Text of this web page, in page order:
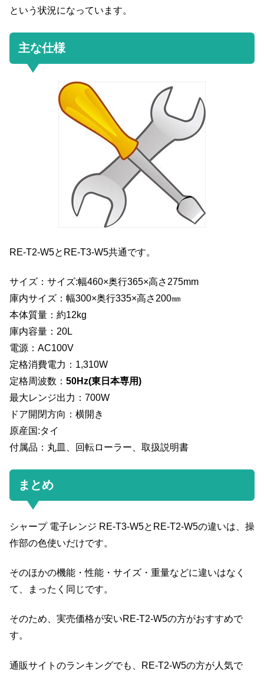
という状況になっています。
主な仕様
RE-T2-W5とRE-T3-W5共通です。
サイズ：サイズ:幅460×奥行365×高さ275mm
庫内サイズ：幅300×奥行335×高さ200㎜
本体質量：約12kg
庫内容量：20L
電源：AC100V
定格消費電力：1,310W
定格周波数： 50Hz(東日本専用)
最大レンジ出力：700W
ドア開閉方向：横開き
原産国:タイ
付属品：丸皿、回転ローラー、取扱説明書
まとめ
シャープ 電子レンジ RE-T3-W5とRE-T2-W5の違いは、操
作部の色使いだけです。
そのほかの機能・性能・サイズ・重量などに違いはなく
て、まったく同じです。
そのため、実売価格が安いRE-T2-W5の方がおすすめで
す。
通販サイトのランキングでも、RE-T2-W5の方が人気で